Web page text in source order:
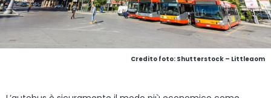
Credito foto: Shutterstock – Littleaom